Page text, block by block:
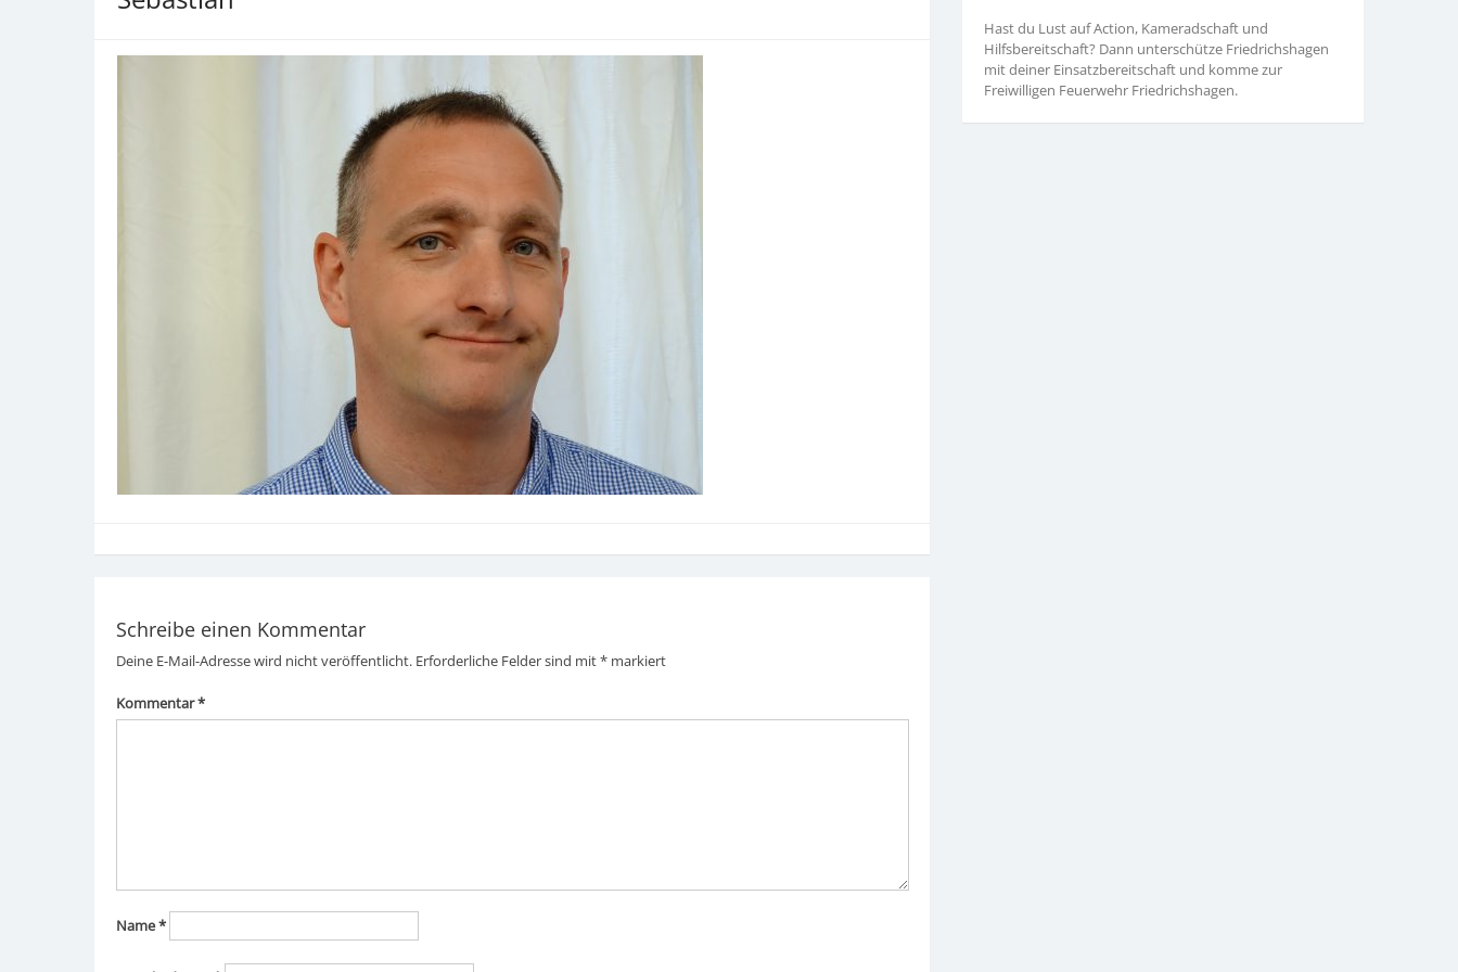
Schreibe einen Kommentar
Deine E-Mail-Adresse wird nicht veröffentlicht. Erforderliche Felder sind mit*markiert
Kommentar*
Name*
Hast du Lust auf Action, Kameradschaft und
Hilfsbereitschaft? Dann unterschütze Friedrichshagen
mit deiner Einsatzbereitschaft und komme zur
Freiwilligen Feuerwehr Friedrichshagen.